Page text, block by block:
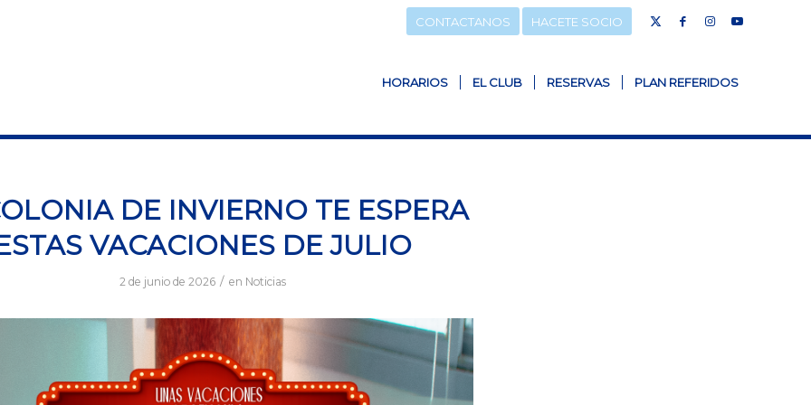
CONTACTANOS HACETE SOCIO
HORARIOS EL CLUB RESERVAS PLAN REFERIDOS
DE INVIERNO TE ESPERA
VACACIONES DE JULIO
2 de junio de 2026 / en Noticias